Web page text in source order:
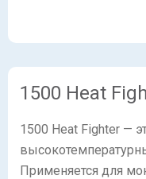
1500 Heat
1500 Heat Fighter —
Применяется для